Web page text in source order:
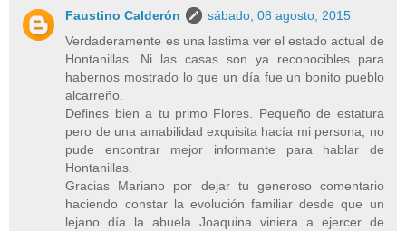
Faustino Calderón
sábado, 08 agosto, 2015
Verdaderamente es una lastima ver el estado actual de
Hontanillas. Ni las casas son ya reconocibles para
habernos mostrado lo que un día fue un bonito pueblo
alcarreño.
Defines bien a tu primo Flores. Pequeño de estatura
pero de una amabilidad exquisita hacía mi persona, no
pude encontrar mejor informante para hablar de
Hontanillas.
Gracias Mariano por dejar tu generoso comentario
haciendo constar la evolución familiar desde que un
lejano día la abuela Joaquina viniera a ejercer de